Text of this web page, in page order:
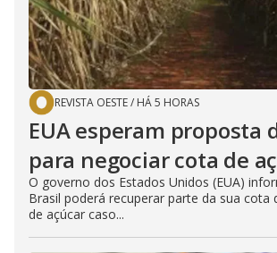
REVISTA OESTE/ HÁ 5 HORAS
EUA esperam proposta
para negociar cota de
O governo dos Estados Unidos (EUA)
Brasil poderá recuperar parte da sua cota
de açúcar caso...